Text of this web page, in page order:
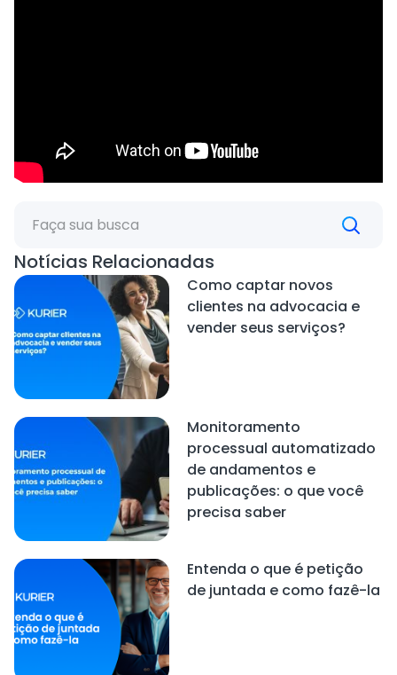
Notícias Relacionadas
Como captar novos
clientes na advocacia e
vender seus serviços?
Monitoramento
processual automatizado
de andamentos e
publicações: o que você
precisa saber
Entenda o que é petição
de juntada e como fazê-la